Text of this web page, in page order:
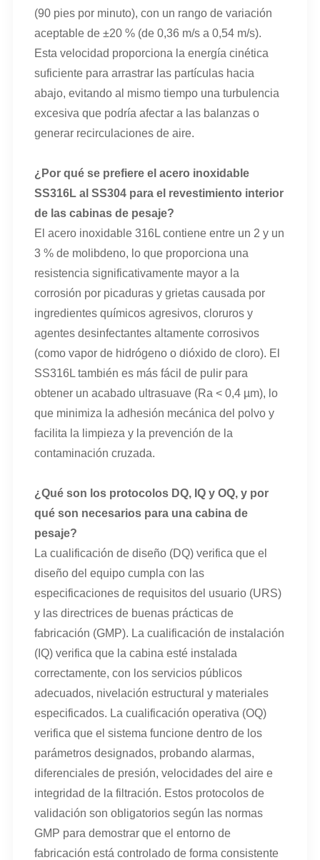
(90 pies por minuto), con un rango de variación
aceptable de ±20 % (de 0,36 m/s a 0,54 m/s).
Esta velocidad proporciona la energía cinética
suficiente para arrastrar las partículas hacia
abajo, evitando al mismo tiempo una turbulencia
excesiva que podría afectar a las balanzas o
generar recirculaciones de aire.
¿Por qué se prefiere el acero inoxidable
SS316L al SS304 para el revestimiento interior
de las cabinas de pesaje?
El acero inoxidable 316L contiene entre un 2 y un
3 % de molibdeno, lo que proporciona una
resistencia significativamente mayor a la
corrosión por picaduras y grietas causada por
ingredientes químicos agresivos, cloruros y
agentes desinfectantes altamente corrosivos
(como vapor de hidrógeno o dióxido de cloro). El
SS316L también es más fácil de pulir para
obtener un acabado ultrasuave (Ra < 0,4 µm), lo
que minimiza la adhesión mecánica del polvo y
facilita la limpieza y la prevención de la
contaminación cruzada.
¿Qué son los protocolos DQ, IQ y OQ, y por
qué son necesarios para una cabina de
pesaje?
La cualificación de diseño (DQ) verifica que el
diseño del equipo cumpla con las
especificaciones de requisitos del usuario (URS)
y las directrices de buenas prácticas de
fabricación (GMP). La cualificación de instalación
(IQ) verifica que la cabina esté instalada
correctamente, con los servicios públicos
adecuados, nivelación estructural y materiales
especificados. La cualificación operativa (OQ)
verifica que el sistema funcione dentro de los
parámetros designados, probando alarmas,
diferenciales de presión, velocidades del aire e
integridad de la filtración. Estos protocolos de
validación son obligatorios según las normas
GMP para demostrar que el entorno de
fabricación está controlado de forma consistente